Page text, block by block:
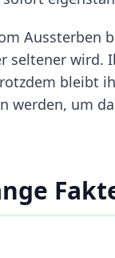
Aussterben
wird.
bleibt
werden, um